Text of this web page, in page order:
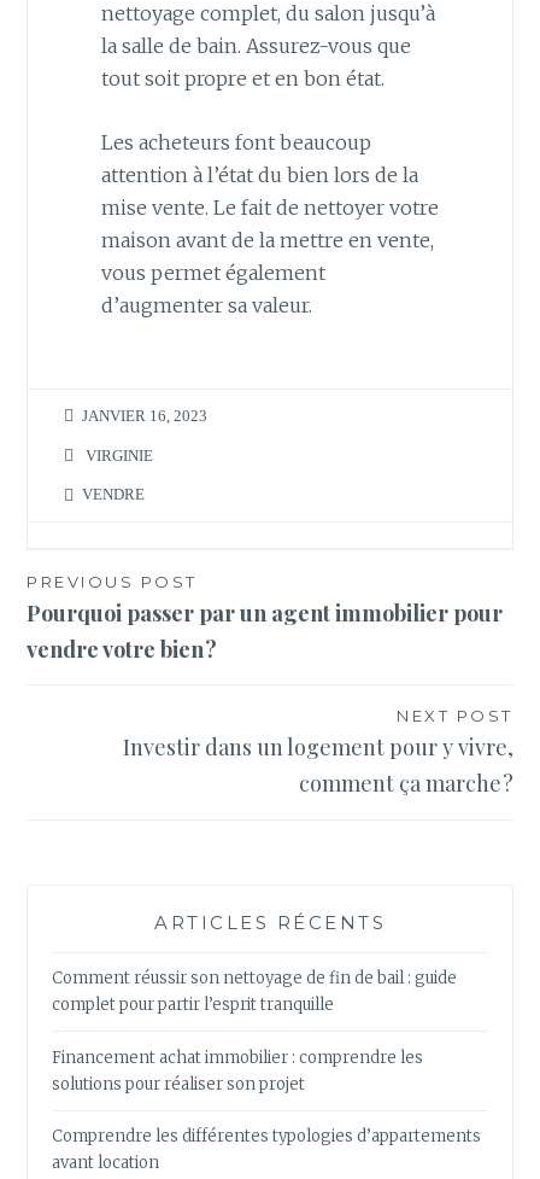
nettoyage complet, du salon jusqu’à
la salle de bain. Assurez-vous que
tout soit propre et en bon état.
Les acheteurs font beaucoup
attention à l’état du bien lors de la
mise vente. Le fait de nettoyer votre
maison avant de la mettre en vente,
vous permet également
d’augmenter sa valeur.
JANVIER 16, 2023
VIRGINIE
VENDRE
Navigation
de
PREVIOUS POST
Pourquoi passer par un agent immobilier pour
vendre votre bien ?
NEXT POST
Investir dans un logement pour y vivre,
comment ça marche ?
ARTICLES RÉCENTS
Comment réussir son nettoyage de fin de bail : guide
complet pour partir l’esprit tranquille
Financement achat immobilier : comprendre les
solutions pour réaliser son projet
Comprendre les différentes typologies d’appartements
avant location